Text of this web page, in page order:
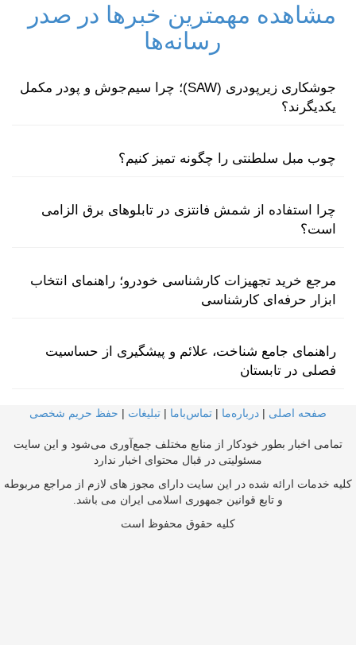
مشاهده مهمترین خبرها در صدر
رسانه‌ها
جوشکاری زیرپودری (SAW)؛ چرا سیم‌جوش و پودر مکمل
یکدیگرند؟
چوب مبل سلطنتی را چگونه تمیز کنیم؟
چرا استفاده از شمش فانتزی در تابلوهای برق الزامی
است؟
مرجع خرید تجهیزات کارشناسی خودرو؛ راهنمای انتخاب
ابزار حرفه‌ای کارشناسی
راهنمای جامع شناخت، علائم و پیشگیری از حساسیت
فصلی در تابستان
صفحه اصلی | درباره‌ما | تماس‌با‌ما | تبلیغات | حفظ حریم شخصی
تمامی اخبار بطور خودکار از منابع مختلف جمع‌آوری می‌شود و این سایت
مسئولیتی در قبال محتوای اخبار ندارد
کلیه خدمات ارائه شده در این سایت دارای مجوز های لازم از مراجع مربوطه
و تابع قوانین جمهوری اسلامی ایران می باشد.
کلیه حقوق محفوظ است